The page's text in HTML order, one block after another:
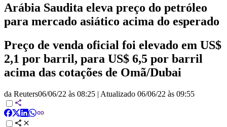
Arábia Saudita eleva preço do petróleo
para mercado asiático acima do esperado
Preço de venda oficial foi elevado em US$
2,1 por barril, para US$ 6,5 por barril
acima das cotações de Omã/Dubai
da Reuters06/06/22 às 08:25 | Atualizado 06/06/22 às 09:55